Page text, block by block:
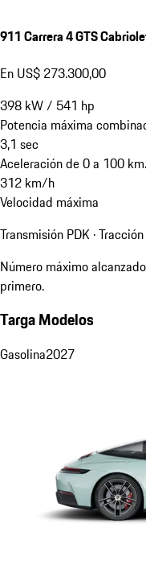
911 Carrera 4 GTS
En US$ 273.300,00
398 kW/ 541 hp
Potencia máxima
3,1 sec
Aceleración de 0 a 100
312 km/h
Velocidad máxima
Transmisión PDK ·
Número máximo
primero.
Targa Modelos
Gasolina2027